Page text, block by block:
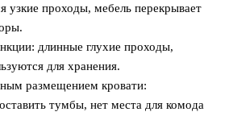
узкие проходы, мебель перекрывает
длинные глухие проходы,
для хранения.
размещением кровати:
тумбы, нет места для комода